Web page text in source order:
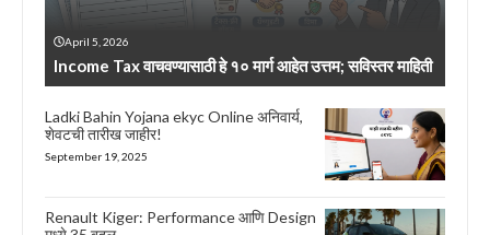
April 5, 2026
Income Tax वाचवण्यासाठी हे १० मार्ग आहेत उत्तम; सविस्तर माहिती
Ladki Bahin Yojana ekyc Online अनिवार्य,
शेवटची तारीख जाहीर!
September 19, 2025
Renault Kiger: Performance आणि Design